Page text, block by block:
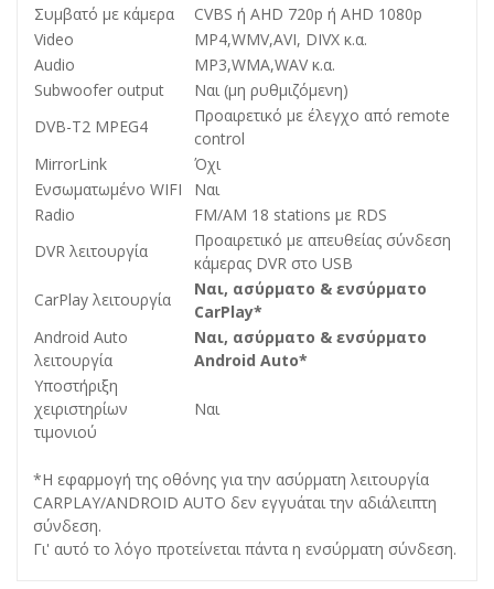
Συμβατό με κάμερα
CVBS ή AHD 720p ή AHD 1080p
Video
MP4,WMV,AVI, DIVX κ.α.
Audio
MP3,WMA,WAV κ.α.
Subwoofer output
Ναι (μη ρυθμιζόμενη)
DVB-T2 MPEG4
Προαιρετικό με έλεγχο από remote
control
MirrorLink
Όχι
Ενσωματωμένο WIFI
Ναι
Radio
FM/AM 18 stations με RDS
DVR λειτουργία
Προαιρετικό με απευθείας σύνδεση
κάμερας DVR στο USB
CarPlay λειτουργία
Ναι, ασύρματο & ενσύρματο
CarPlay*
Android Auto
λειτουργία
Ναι, ασύρματο & ενσύρματο
Android Auto*
Υποστήριξη
χειριστηρίων
τιμονιού
Ναι
*Η εφαρμογή της οθόνης για την ασύρματη λειτουργία
CARPLAY/ANDROID AUTO δεν εγγυάται την αδιάλειπτη
σύνδεση.
Γι' αυτό το λόγο προτείνεται πάντα η ενσύρματη σύνδεση.